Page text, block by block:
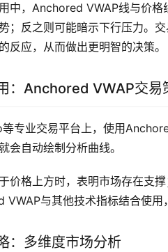
中，Anchored VWAP线与价
；反之则可能暗示下行压力。
反应，从而做出更明智的决策。
：Anchored VWAP交易
专业交易平台上，使用
会自动绘制分析曲线。
价格上方时，表明市场存在支
VWAP与其他技术指标结合使用
：多维度市场分析